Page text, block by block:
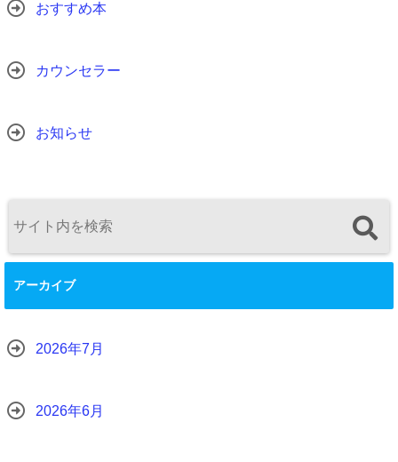
おすすめ本
カウンセラー
お知らせ
アーカイブ
2026年7月
2026年6月